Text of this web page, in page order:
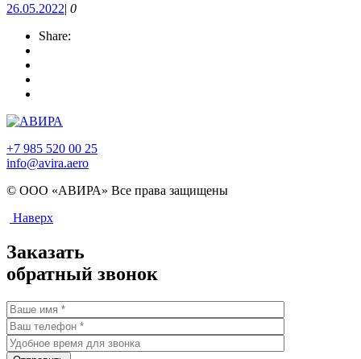
26.05.2022| 0
Share:
+7 985 520 00 25
info@avira.aero
© ООО «АВИРА» Все права защищены
Наверх
Заказать
обратный звонок